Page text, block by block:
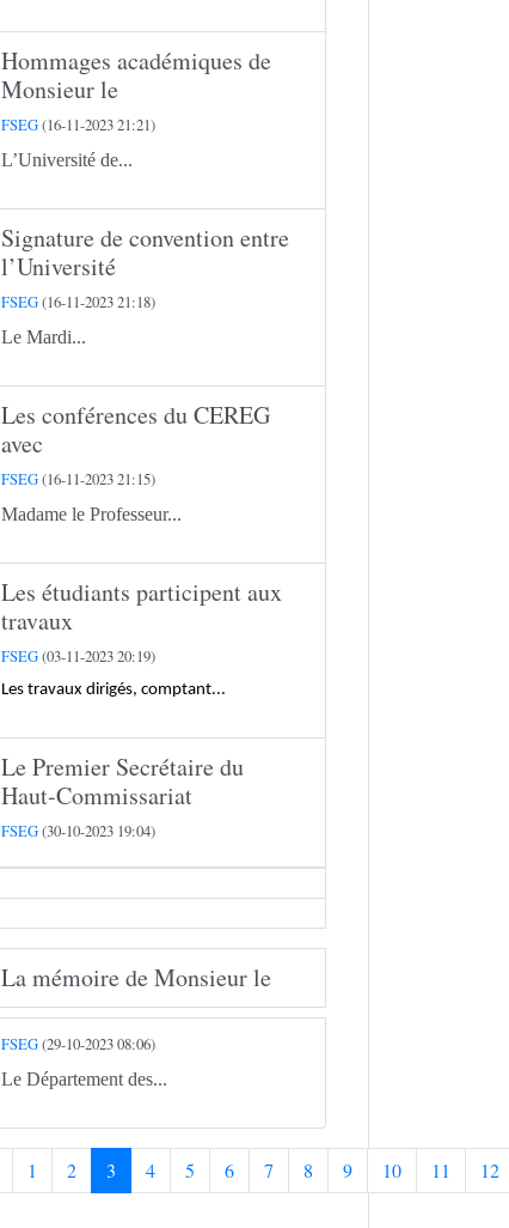
Hommages académiques de
Monsieur le
FSEG(16-11-2023 21:21)
L’Université de...
Signature de convention entre
l’Université
FSEG(16-11-2023 21:18)
Le Mardi...
Les conférences du CEREG
avec
FSEG(16-11-2023 21:15)
Madame le Professeur...
Les étudiants participent aux
travaux
FSEG(03-11-2023 20:19)
Les travaux dirigés, comptant...
Le Premier Secrétaire du
Haut-Commissariat
FSEG(30-10-2023 19:04)
La mémoire de Monsieur le
FSEG(29-10-2023 08:06)
Le Département des...
1 2 3 4 5 6 7 8 9 10 11 12